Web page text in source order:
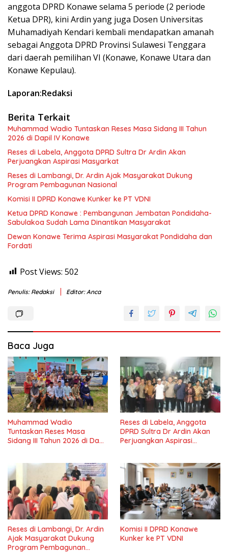
anggota DPRD Konawe selama 5 periode (2 periode
Ketua DPR), kini Ardin yang juga Dosen Universitas
Muhamadiyah Kendari kembali mendapatkan amanah
sebagai Anggota DPRD Provinsi Sulawesi Tenggara
dari daerah pemilihan VI (Konawe, Konawe Utara dan
Konawe Kepulau).
Laporan:Redaksi
Berita Terkait
Muhammad Wadio Tuntaskan Reses Masa Sidang III Tahun
2026 di Dapil IV Konawe
Reses di Labela, Anggota DPRD Sultra Dr Ardin Akan
Perjuangkan Aspirasi Masyarkat
Reses di Lambangi, Dr. Ardin Ajak Masyarakat Dukung
Program Pembagunan Nasional
Komisi II DPRD Konawe Kunker ke PT VDNI
Ketua DPRD Konawe : Pembangunan Jembatan Pondidaha-
Sabulakoa Sudah Lama Dinantikan Masyarakat
Dewan Konawe Terima Aspirasi Masyarakat Pondidaha dan
Fordati
Post Views: 502
Penulis: Redaksi Editor: Anca
Baca Juga
Muhammad Wadio
Tuntaskan Reses Masa
Sidang III Tahun 2026 di Dapil
Reses di Labela, Anggota
DPRD Sultra Dr Ardin Akan
Perjuangkan Aspirasi
Reses di Lambangi, Dr. Ardin
Ajak Masyarakat Dukung
Program Pembagunan
Komisi II DPRD Konawe
Kunker ke PT VDNI